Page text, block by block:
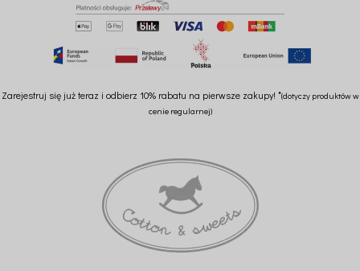
Zarejestruj się już teraz i odbierz 10% rabatu na pierwsze zakupy! *(dotyczy produktów w
cenie regularnej)